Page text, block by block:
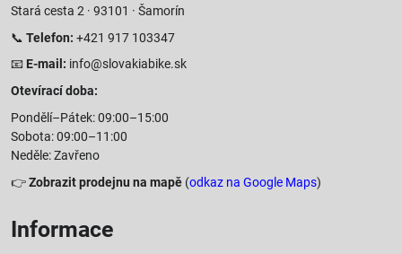
Stará cesta 2 · 93101 · Šamorín
📞 Telefon: +421 917 103347
📧 E-mail: info@slovakiabike.sk
Otevírací doba:
Pondělí–Pátek: 09:00–15:00
Sobota: 09:00–11:00
Neděle: Zavřeno
👉Zobrazit prodejnu na mapě (odkaz na Google Maps)
Informace